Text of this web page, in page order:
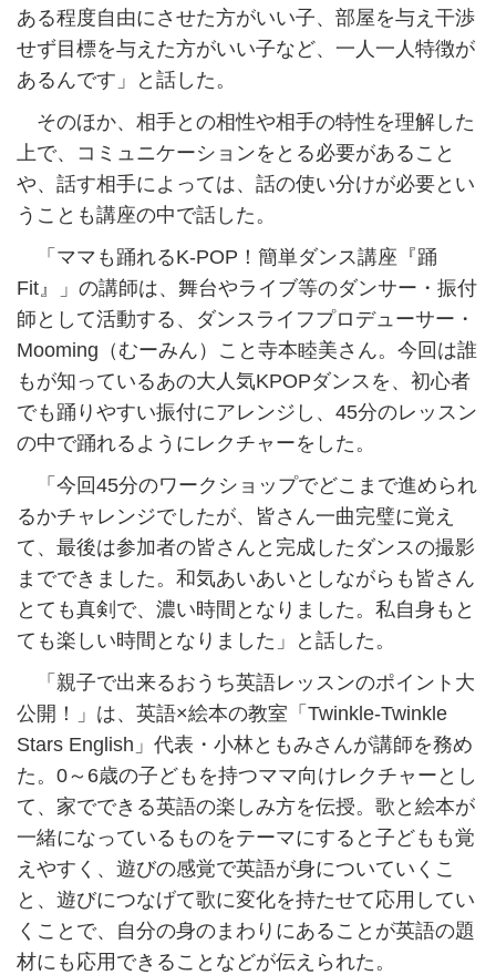
ある程度自由にさせた方がいい子、部屋を与え干渉
せず目標を与えた方がいい子など、一人一人特徴が
あるんです」と話した。
そのほか、相手との相性や相手の特性を理解した
上で、コミュニケーションをとる必要があること
や、話す相手によっては、話の使い分けが必要とい
うことも講座の中で話した。
「ママも踊れるK-POP！簡単ダンス講座『踊
Fit』」の講師は、舞台やライブ等のダンサー・振付
師として活動する、ダンスライフプロデューサー・
Mooming（むーみん）こと寺本睦美さん。今回は誰
もが知っているあの大人気KPOPダンスを、初心者
でも踊りやすい振付にアレンジし、45分のレッスン
の中で踊れるようにレクチャーをした。
「今回45分のワークショップでどこまで進められ
るかチャレンジでしたが、皆さん一曲完璧に覚え
て、最後は参加者の皆さんと完成したダンスの撮影
までできました。和気あいあいとしながらも皆さん
とても真剣で、濃い時間となりました。私自身もと
ても楽しい時間となりました」と話した。
「親子で出来るおうち英語レッスンのポイント大
公開！」は、英語×絵本の教室「Twinkle-Twinkle
Stars English」代表・小林ともみさんが講師を務め
た。0～6歳の子どもを持つママ向けレクチャーとし
て、家でできる英語の楽しみ方を伝授。歌と絵本が
一緒になっているものをテーマにすると子どもも覚
えやすく、遊びの感覚で英語が身についていくこ
と、遊びにつなげて歌に変化を持たせて応用してい
くことで、自分の身のまわりにあることが英語の題
材にも応用できることなどが伝えられた。